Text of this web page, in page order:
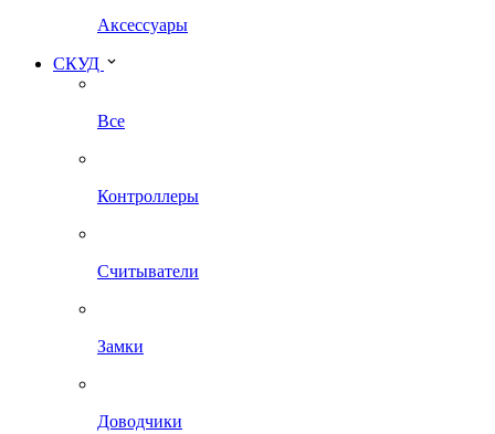
Аксессуары
СКУД
Все
Контроллеры
Считыватели
Замки
Доводчики